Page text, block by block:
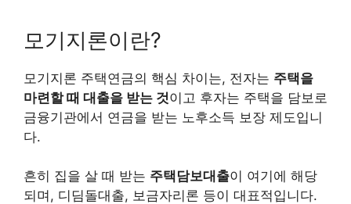
모기지론이란?
모기지론 주택연금의 핵심 차이는, 전자는 주택을
마련할 때 대출을 받는 것이고 후자는 주택을 담보로
금융기관에서 연금을 받는 노후소득 보장 제도입니
다.
흔히 집을 살 때 받는 주택담보대출이 여기에 해당
되며, 디딤돌대출, 보금자리론 등이 대표적입니다.